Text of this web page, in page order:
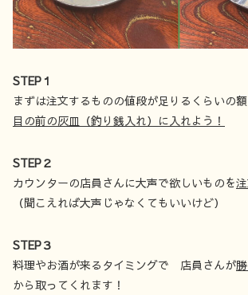
STEP１
まずは注文するものの値段が足りるくらいの
目の前の灰皿（釣り銭入れ）に入れよう！
STEP２
カウンターの店員さんに大声で欲しいものを
（聞こえれば大声じゃなくてもいいけど）
STEP３
料理やお酒が来るタイミングで 店員さんが
から取ってくれます！